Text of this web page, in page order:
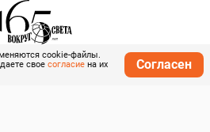
cookie-файлы.
свое согласие на их
Согласен